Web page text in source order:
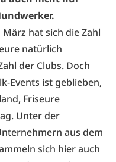
hat sich die Zahl
natürlich
der Clubs. Doch
Events ist geblieben,
Friseure
Unter der
aus dem
sich hier auch